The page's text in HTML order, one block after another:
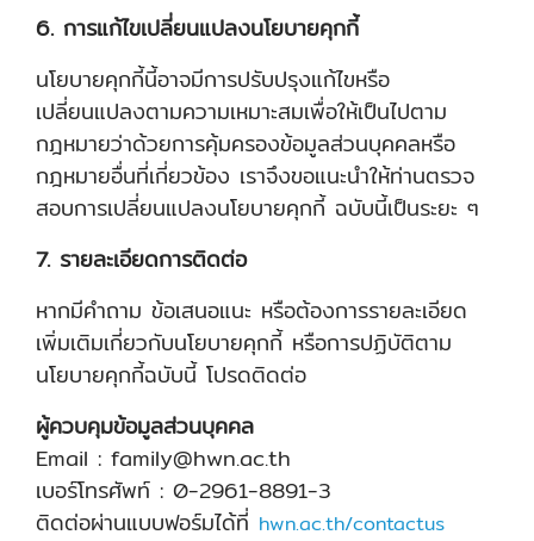
6. การแก้ไขเปลี่ยนแปลงนโยบายคุกกี้
นโยบายคุกกี้นี้อาจมีการปรับปรุงแก้ไขหรือ
เปลี่ยนแปลงตามความเหมาะสมเพื่อให้เป็นไปตาม
กฎหมายว่าด้วยการคุ้มครองข้อมูลส่วนบุคคลหรือ
กฎหมายอื่นที่เกี่ยวข้อง เราจึงขอแนะนำให้ท่านตรวจ
สอบการเปลี่ยนแปลงนโยบายคุกกี้ ฉบับนี้เป็นระยะ ๆ
7. รายละเอียดการติดต่อ
หากมีคำถาม ข้อเสนอแนะ หรือต้องการรายละเอียด
เพิ่มเติมเกี่ยวกับนโยบายคุกกี้ หรือการปฏิบัติตาม
นโยบายคุกกี้ฉบับนี้ โปรดติดต่อ
ผู้ควบคุมข้อมูลส่วนบุคคล
Email : family@hwn.ac.th
เบอร์โทรศัพท์ : 0-2961-8891-3
ติดต่อผ่านแบบฟอร์มได้ที่ hwn.ac.th/contactus